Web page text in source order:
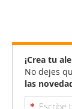
¡Crea tu
No dejes
las